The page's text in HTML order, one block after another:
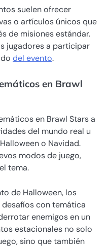
suelen ofrecer
o artículos únicos que
de misiones estándar.
jugadores a participar
del evento.
en Brawl
en Brawl Stars a
del mundo real u
o Navidad.
modos de juego,
tema.
de Halloween, los
con temática
enemigos en un
estacionales no solo
sino que también